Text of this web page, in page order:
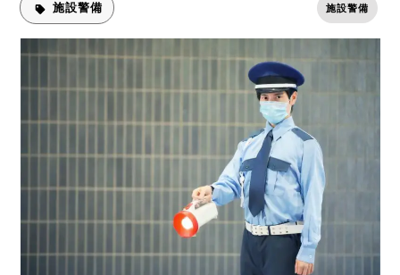
施設警備 施設警備